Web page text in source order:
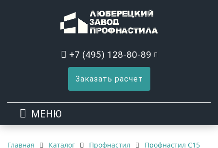
+7 (495) 128-80-89
Заказать расчет
МЕНЮ
Главная Каталог Профнастил
Профнастил С15